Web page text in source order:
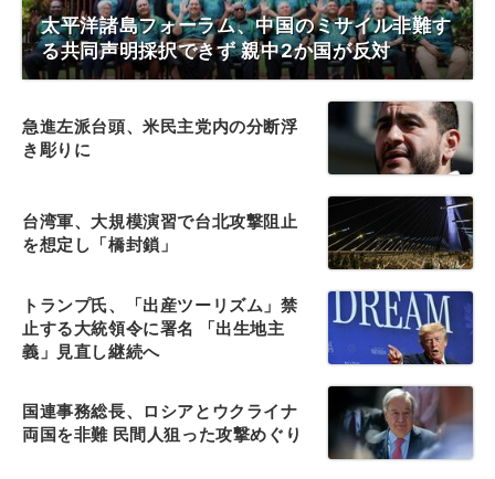
太平洋諸島フォーラム、中国のミサイル非難す
る共同声明採択できず 親中2か国が反対
急進左派台頭、米民主党内の分断浮
き彫りに
台湾軍、大規模演習で台北攻撃阻止
を想定し「橋封鎖」
トランプ氏、「出産ツーリズム」禁
止する大統領令に署名 「出生地主
義」見直し継続へ
国連事務総長、ロシアとウクライナ
両国を非難 民間人狙った攻撃めぐり